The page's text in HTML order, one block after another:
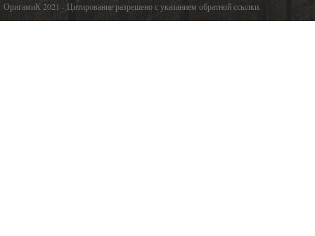
ОригамиК 2021 - Цитирование разрешено с указанием обратной ссылки.